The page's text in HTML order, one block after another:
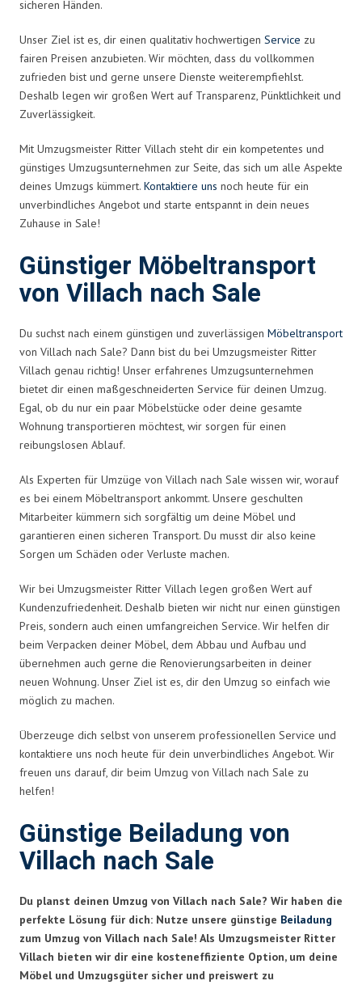
sicheren Händen.
Unser Ziel ist es, dir einen qualitativ hochwertigen Service zu
fairen Preisen anzubieten. Wir möchten, dass du vollkommen
zufrieden bist und gerne unsere Dienste weiterempfiehlst.
Deshalb legen wir großen Wert auf Transparenz, Pünktlichkeit und
Zuverlässigkeit.
Mit Umzugsmeister Ritter Villach steht dir ein kompetentes und
günstiges Umzugsunternehmen zur Seite, das sich um alle Aspekte
deines Umzugs kümmert. Kontaktiere uns noch heute für ein
unverbindliches Angebot und starte entspannt in dein neues
Zuhause in Sale!
Günstiger Möbeltransport
von Villach nach Sale
Du suchst nach einem günstigen und zuverlässigen Möbeltransport
von Villach nach Sale? Dann bist du bei Umzugsmeister Ritter
Villach genau richtig! Unser erfahrenes Umzugsunternehmen
bietet dir einen maßgeschneiderten Service für deinen Umzug.
Egal, ob du nur ein paar Möbelstücke oder deine gesamte
Wohnung transportieren möchtest, wir sorgen für einen
reibungslosen Ablauf.
Als Experten für Umzüge von Villach nach Sale wissen wir, worauf
es bei einem Möbeltransport ankommt. Unsere geschulten
Mitarbeiter kümmern sich sorgfältig um deine Möbel und
garantieren einen sicheren Transport. Du musst dir also keine
Sorgen um Schäden oder Verluste machen.
Wir bei Umzugsmeister Ritter Villach legen großen Wert auf
Kundenzufriedenheit. Deshalb bieten wir nicht nur einen günstigen
Preis, sondern auch einen umfangreichen Service. Wir helfen dir
beim Verpacken deiner Möbel, dem Abbau und Aufbau und
übernehmen auch gerne die Renovierungsarbeiten in deiner
neuen Wohnung. Unser Ziel ist es, dir den Umzug so einfach wie
möglich zu machen.
Überzeuge dich selbst von unserem professionellen Service und
kontaktiere uns noch heute für dein unverbindliches Angebot. Wir
freuen uns darauf, dir beim Umzug von Villach nach Sale zu
helfen!
Günstige Beiladung von
Villach nach Sale
Du planst deinen Umzug von Villach nach Sale? Wir haben die
perfekte Lösung für dich: Nutze unsere günstige Beiladung
zum Umzug von Villach nach Sale! Als Umzugsmeister Ritter
Villach bieten wir dir eine kosteneffiziente Option, um deine
Möbel und Umzugsgüter sicher und preiswert zu